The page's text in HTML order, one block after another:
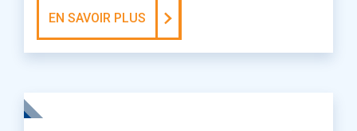
EN SAVOIR PLUS